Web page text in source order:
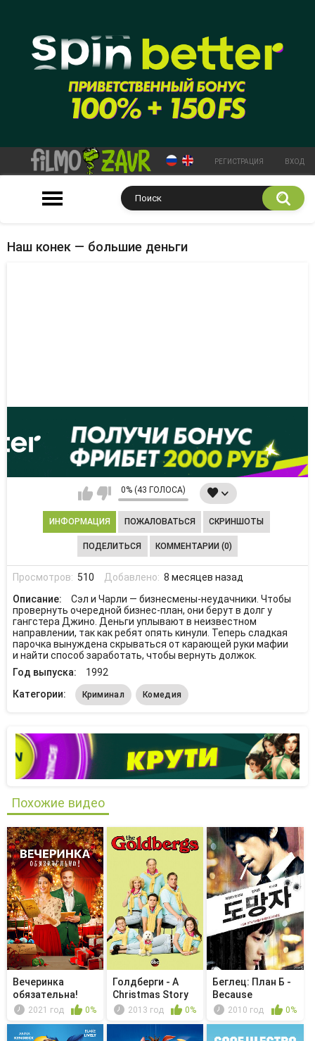
РЕГИСТРАЦИЯ ВХОД
Наш конек — большие деньги
0% (43 ГОЛОСА)
ИНФОРМАЦИЯ ПОЖАЛОВАТЬСЯ СКРИНШОТЫ
ПОДЕЛИТЬСЯ КОММЕНТАРИИ (0)
Просмотров: 510 Добавлено: 8 месяцев назад
Описание:
Сэл и Чарли — бизнесмены-неудачники. Чтобы
провернуть очередной бизнес-план, они берут в долг у
гангстера Джино. Деньги уплывают в неизвестном
направлении, так как ребят опять кинули. Теперь сладкая
парочка вынуждена скрываться от карающей руки мафии
и найти способ заработать, чтобы вернуть должок.
Год выпуска:
1992
Категории:
Криминал Комедия
Похожие видео
Вечеринка
обязательна!
2021 год 0%
Голдберги - A
Christmas Story
2013 год 0%
Беглец: План Б -
Because
Melchidec Is...
2010 год 0%